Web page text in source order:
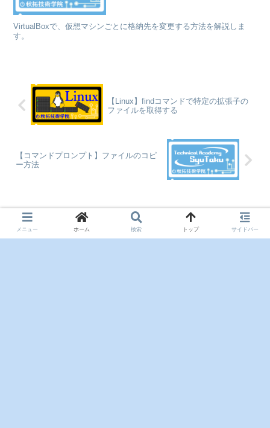
VirtualBoxで、仮想マシンごとに格納先を変更する方法を解説しま
す。
【Linux】findコマンドで特定の拡張子の
ファイルを取得する
【コマンドプロンプト】ファイルのコピ
ー方法
コメント
メニュー ホーム 検索 トップ サイドバー